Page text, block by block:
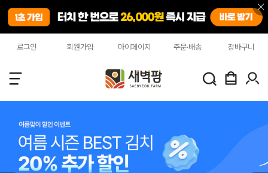
로그인 회원가입 마이페이지 주문·배송 장바구니